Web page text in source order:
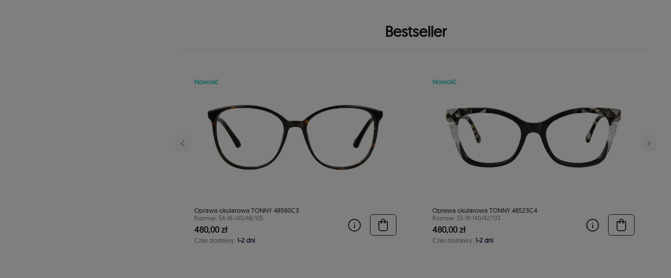
Bestseller
Nowość
Oprawa okularowa TONNY 48580C3
Rozmiar: 54-16-140/48/125
480,00 zł
Czas dostawy: 1-2 dni
Nowość
Oprawa okularowa TONNY 48523C4
Rozmiar: 53-19-140/42/133
480,00 zł
Czas dostawy: 1-2 dni